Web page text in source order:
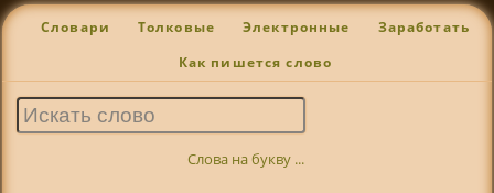
Словари Толковые Электронные Заработать
Как пишется слово
Слова на букву ...